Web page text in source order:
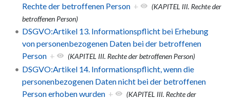
Rechte der betroffenen Person +
(KAPITEL III. Rechte der
betroffenen Person)
DSGVO:Artikel 13. Informationspflicht bei Erhebung
von personenbezogenen Daten bei der betroffenen
Person + (KAPITEL III. Rechte der betroffenen Person)
DSGVO:Artikel 14. Informationspflicht, wenn die
personenbezogenen Daten nicht bei der betroffenen
Person erhoben wurden +
(KAPITEL III. Rechte der